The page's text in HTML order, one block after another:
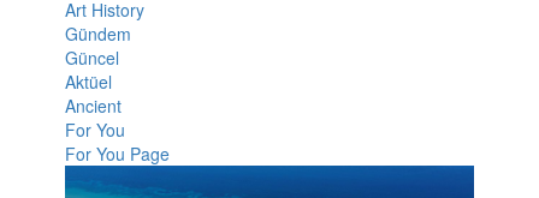
Art History
Gündem
Güncel
Aktüel
Ancient
For You
For You Page